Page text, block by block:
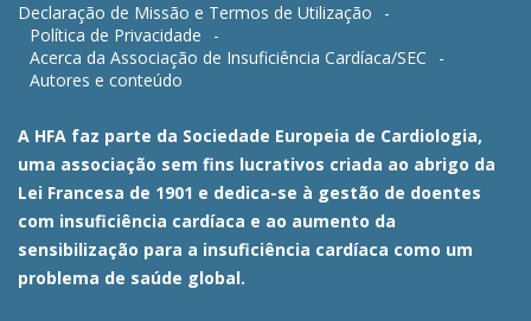
Declaração de Missão e Termos de Utilização
Política de Privacidade
Acerca da Associação de Insuficiência Cardíaca/SEC
Autores e conteúdo
A HFA faz parte da Sociedade Europeia de Cardiologia,
uma associação sem fins lucrativos criada ao abrigo da
Lei Francesa de 1901 e dedica-se à gestão de doentes
com insuficiência cardíaca e ao aumento da
sensibilização para a insuficiência cardíaca como um
problema de saúde global.